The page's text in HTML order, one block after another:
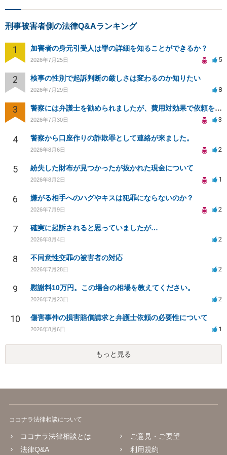
刑事被害者側の法律Q&Aランキング
1 加害者の身元引受人は罪の詳細を知ることができるか？
2026年7月25日 5
2 検事の性別で起訴判断の厳しさは変わるのか知りたい
2026年7月29日 8
3 警察には弁護士を勧められましたが、費用対効果で依頼をすることを躊躇しています。
2026年7月30日 3
4 警察から口座作りの詐欺罪として連絡が来ました。
2026年8月6日 2
5 紛失した財布が見つかったが抜かれた現金について
2026年8月2日 1
6 嫌がる相手へのハグやキスは犯罪にならないのか？
2026年7月9日 2
7 確実に起訴されると思っていましたが…
2026年8月4日 2
8 不同意性交罪の被害者の対応
2026年7月28日 2
9 慰謝料10万円。この場合の相場を教えてください。
2026年7月23日 2
10 傷害事件の損害賠償請求と弁護士依頼の必要性について
2026年8月6日 1
もっと見る
ココナラ法律相談について
ココナラ法律相談とは
法律Q&A
ご意見・ご要望
利用規約